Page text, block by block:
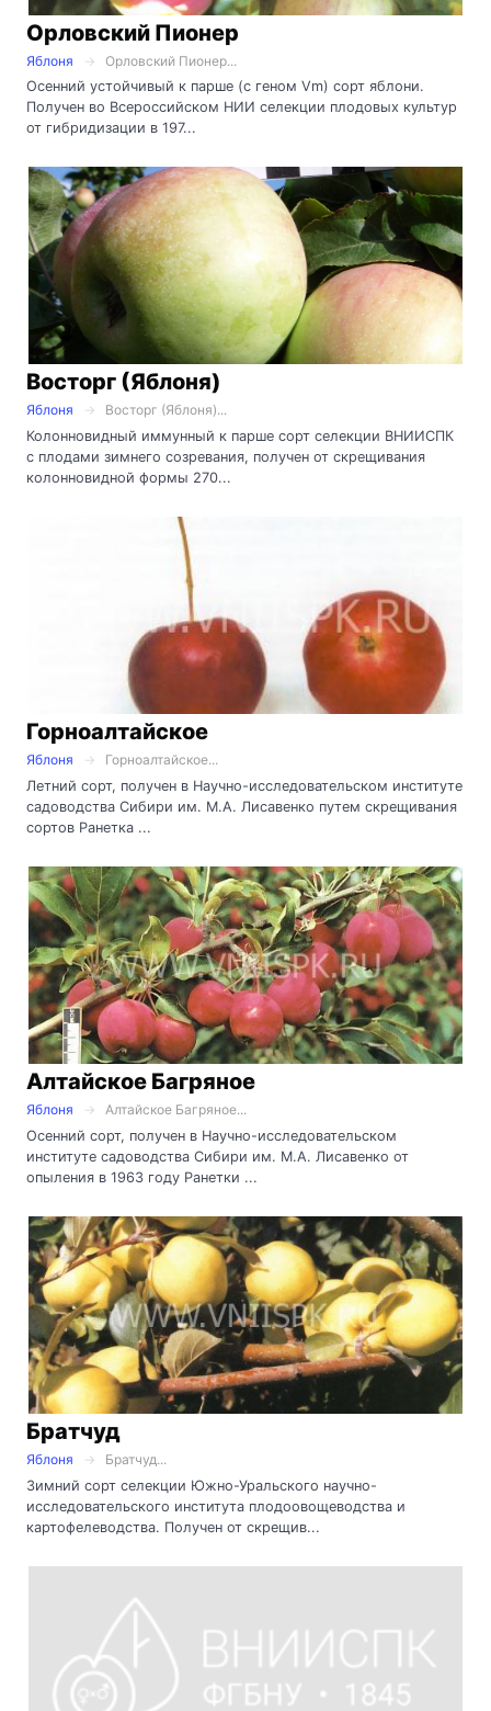
Орловский Пионер
Яблоня
Орловский Пионер...
Осенний устойчивый к парше (с геном Vm) сорт яблони.
Получен во Всероссийском НИИ селекции плодовых культур
от гибридизации в 197...
Восторг (Яблоня)
Яблоня
Восторг (Яблоня)...
Колонновидный иммунный к парше сорт селекции ВНИИСПК
с плодами зимнего созревания, получен от скрещивания
колонновидной формы 270...
Горноалтайское
Яблоня
Горноалтайское...
Летний сорт, получен в Научно-исследовательском институте
садоводства Сибири им. М.А. Лисавенко путем скрещивания
сортов Ранетка ...
Алтайское Багряное
Яблоня
Алтайское Багряное...
Осенний сорт, получен в Научно-исследовательском
институте садоводства Сибири им. М.А. Лисавенко от
опыления в 1963 году Ранетки ...
Братчуд
Яблоня
Братчуд...
Зимний сорт селекции Южно-Уральского научно-
исследовательского института плодоовощеводства и
картофелеводства. Получен от скрещив...